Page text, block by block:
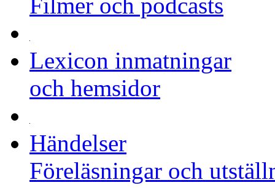
Lexicon inmatningar
och hemsidor
Händelser
Föreläsningar och